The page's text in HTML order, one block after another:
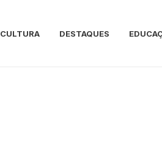
CULTURA DESTAQUES